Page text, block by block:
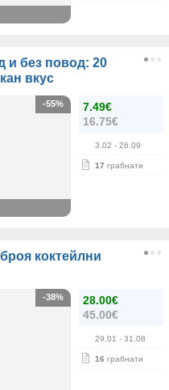
и без повод: 20
вкус
7.49€
16.75€
3.02 - 26.09
17 грабнати
-55%
коктейлни
28.00€
45.00€
29.01 - 31.08
16 грабнати
-38%